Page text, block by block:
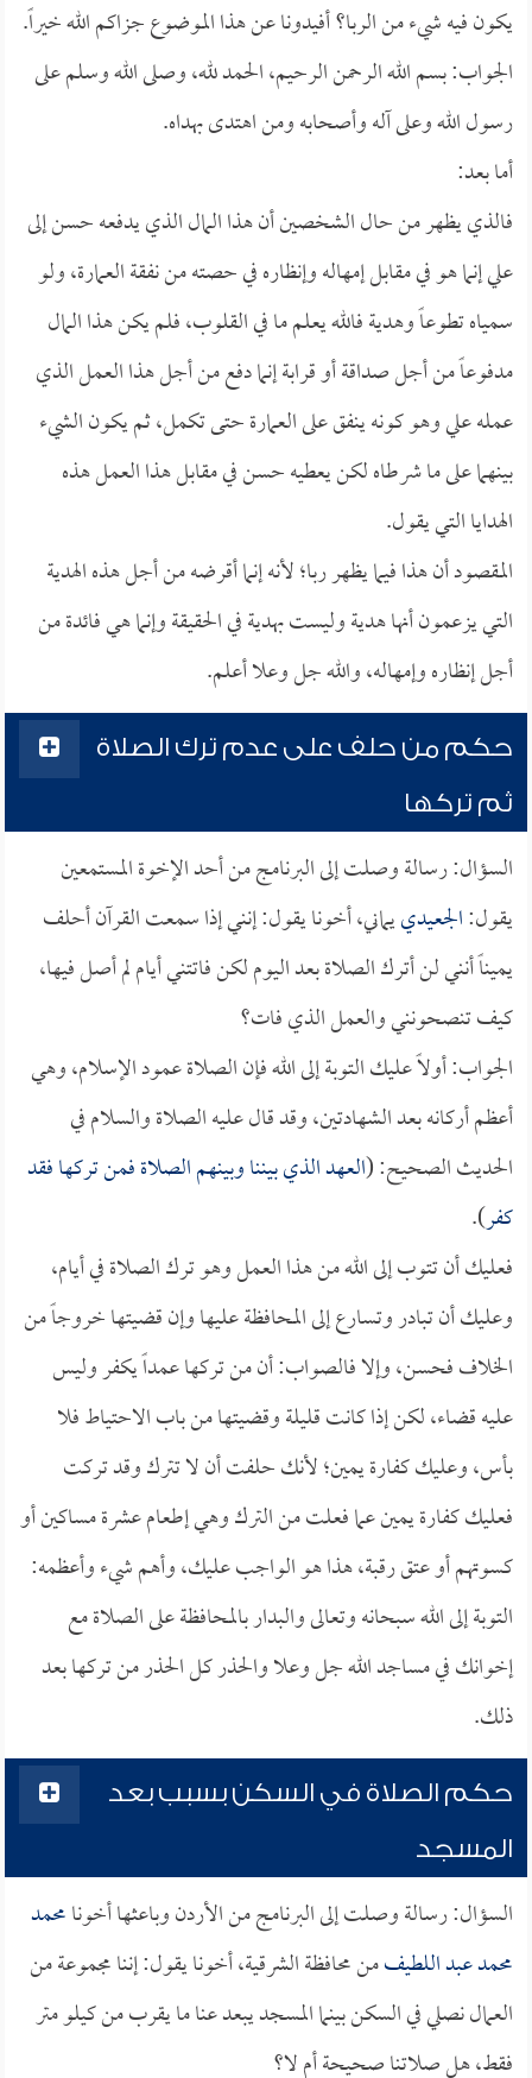
يكون فيه شيء من الربا؟ أفيدونا عن هذا الموضوع جزاكم الله خيراً.
الجواب: بسم الله الرحمن الرحيم، الحمد لله، وصلى الله وسلم على
رسول الله وعلى آله وأصحابه ومن اهتدى بهداه.
أما بعد:
فالذي يظهر من حال الشخصين أن هذا المال الذي يدفعه حسن إلى
علي إنما هو في مقابل إمهاله وإنظاره في حصته من نفقة العمارة، ولو
سمياه تطوعاً وهدية فالله يعلم ما في القلوب، فلم يكن هذا المال
مدفوعاً من أجل صداقة أو قرابة إنما دفع من أجل هذا العمل الذي
عمله علي وهو كونه ينفق على العمارة حتى تكمل، ثم يكون الشيء
بينهما على ما شرطاه لكن يعطيه حسن في مقابل هذا العمل هذه
الهدايا التي يقول.
المقصود أن هذا فيما يظهر ربا؛ لأنه إنما أقرضه من أجل هذه الهدية
التي يزعمون أنها هدية وليست بهدية في الحقيقة وإنما هي فائدة من
أجل إنظاره وإمهاله، والله جل وعلا أعلم.
حكم من حلف على عدم ترك الصلاة
ثم تركها
السؤال: رسالة وصلت إلى البرنامج من أحد الإخوة المستمعين
يقول:الجعيدييماني، أخونا يقول: إنني إذا سمعت القرآن أحلف
يميناً أنني لن أترك الصلاة بعد اليوم لكن فاتتني أيام لم أصل فيها،
كيف تنصحونني والعمل الذي فات؟
الجواب: أولاً عليك التوبة إلى الله فإن الصلاة عمود الإسلام، وهي
أعظم أركانه بعد الشهادتين، وقد قال عليه الصلاة والسلام في
الحديث الصحيح: (العهد الذي بيننا وبينهم الصلاة فمن تركها فقد
كفر).
فعليك أن تتوب إلى الله من هذا العمل وهو ترك الصلاة في أيام،
وعليك أن تبادر وتسارع إلى المحافظة عليها وإن قضيتها خروجاً من
الخلاف فحسن، وإلا فالصواب: أن من تركها عمداً يكفر وليس
عليه قضاء، لكن إذا كانت قليلة وقضيتها من باب الاحتياط فلا
بأس، وعليك كفارة يمين؛ لأنك حلفت أن لا تترك وقد تركت
فعليك كفارة يمين عما فعلت من الترك وهي إطعام عشرة مساكين أو
كسوتهم أو عتق رقبة، هذا هو الواجب عليك، وأهم شيء وأعظمه:
التوبة إلى الله سبحانه وتعالى والبدار بالمحافظة على الصلاة مع
إخوانك في مساجد الله جل وعلا والحذر كل الحذر من تركها بعد
ذلك.
حكم الصلاة في السكن بسبب بعد
المسجد
السؤال: رسالة وصلت إلى البرنامج من الأردن وباعثها أخونامحمد
محمد عبد اللطيفمن محافظة الشرقية، أخونا يقول: إننا مجموعة من
العمال نصلي في السكن بينما المسجد يبعد عنا ما يقرب من كيلو متر
فقط، هل صلاتنا صحيحة أم لا؟